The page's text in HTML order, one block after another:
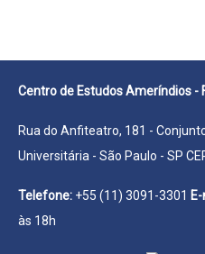
Centro de Estudos Ameríndios -
Rua do Anfiteatro, 181 -
Universitária - São Paulo - SP
Telefone: +55 (11) 3091-3301
às 18h